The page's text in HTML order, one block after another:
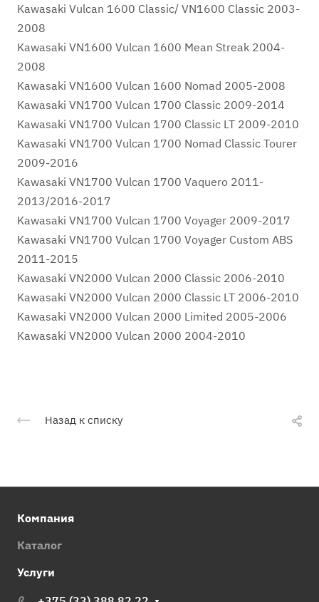
Kawasaki Vulcan 1600 Classic/ VN1600 Classic 2003-
2008
Kawasaki VN1600 Vulcan 1600 Mean Streak 2004-
2008
Kawasaki VN1600 Vulcan 1600 Nomad 2005-2008
Kawasaki VN1700 Vulcan 1700 Classic 2009-2014
Kawasaki VN1700 Vulcan 1700 Classic LT 2009-2010
Kawasaki VN1700 Vulcan 1700 Nomad Classic Tourer
2009-2016
Kawasaki VN1700 Vulcan 1700 Vaquero 2011-
2013/2016-2017
Kawasaki VN1700 Vulcan 1700 Voyager 2009-2017
Kawasaki VN1700 Vulcan 1700 Voyager Custom ABS
2011-2015
Kawasaki VN2000 Vulcan 2000 Classic 2006-2010
Kawasaki VN2000 Vulcan 2000 Classic LT 2006-2010
Kawasaki VN2000 Vulcan 2000 Limited 2005-2006
Kawasaki VN2000 Vulcan 2000 2004-2010
Назад к списку
Компания
Каталог
Услуги